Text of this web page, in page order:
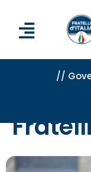
//
Fratelli